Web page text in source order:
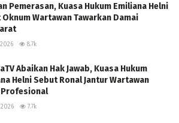
Pemerasan, Kuasa Hukum Emiliana Helni
Wartawan Tawarkan Damai
8.7k
Abaikan Hak Jawab, Kuasa Hukum
Helni Sebut Ronal Jantur Wartawan
7.7k